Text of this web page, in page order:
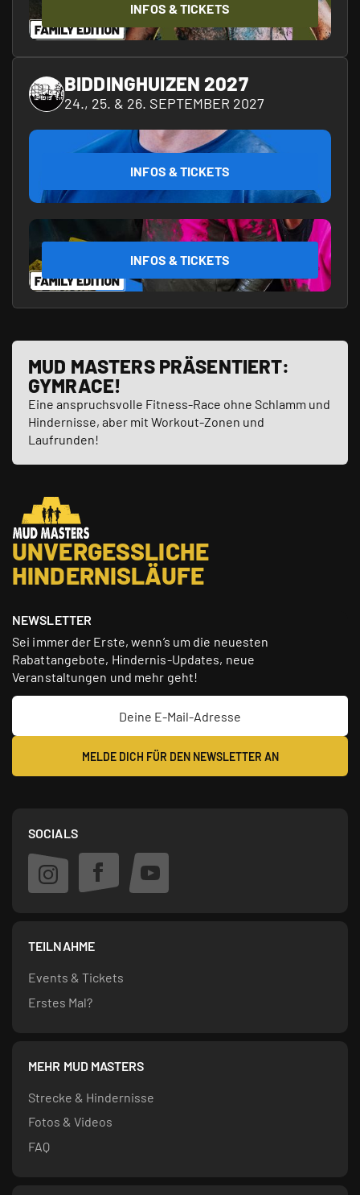
INFOS & TICKETS
BIDDINGHUIZEN 2027
24., 25. & 26. SEPTEMBER 2027
INFOS & TICKETS
INFOS & TICKETS
MUD MASTERS PRÄSENTIERT:
GYMRACE!
Eine anspruchsvolle Fitness-Race ohne Schlamm und
Hindernisse, aber mit Workout-Zonen und
Laufrunden!
GEH AUF GYMRACE.DE
UNVERGESSLICHE
HINDERNISLÄUFE
NEWSLETTER
Sei immer der Erste, wenn’s um die neuesten
Rabattangebote, Hindernis-Updates, neue
Veranstaltungen und mehr geht!
TEILNAHME
Events & Tickets
Erstes Mal?
MEHR MUD MASTERS
Strecke & Hindernisse
Fotos & Videos
FAQ
SOCIALS